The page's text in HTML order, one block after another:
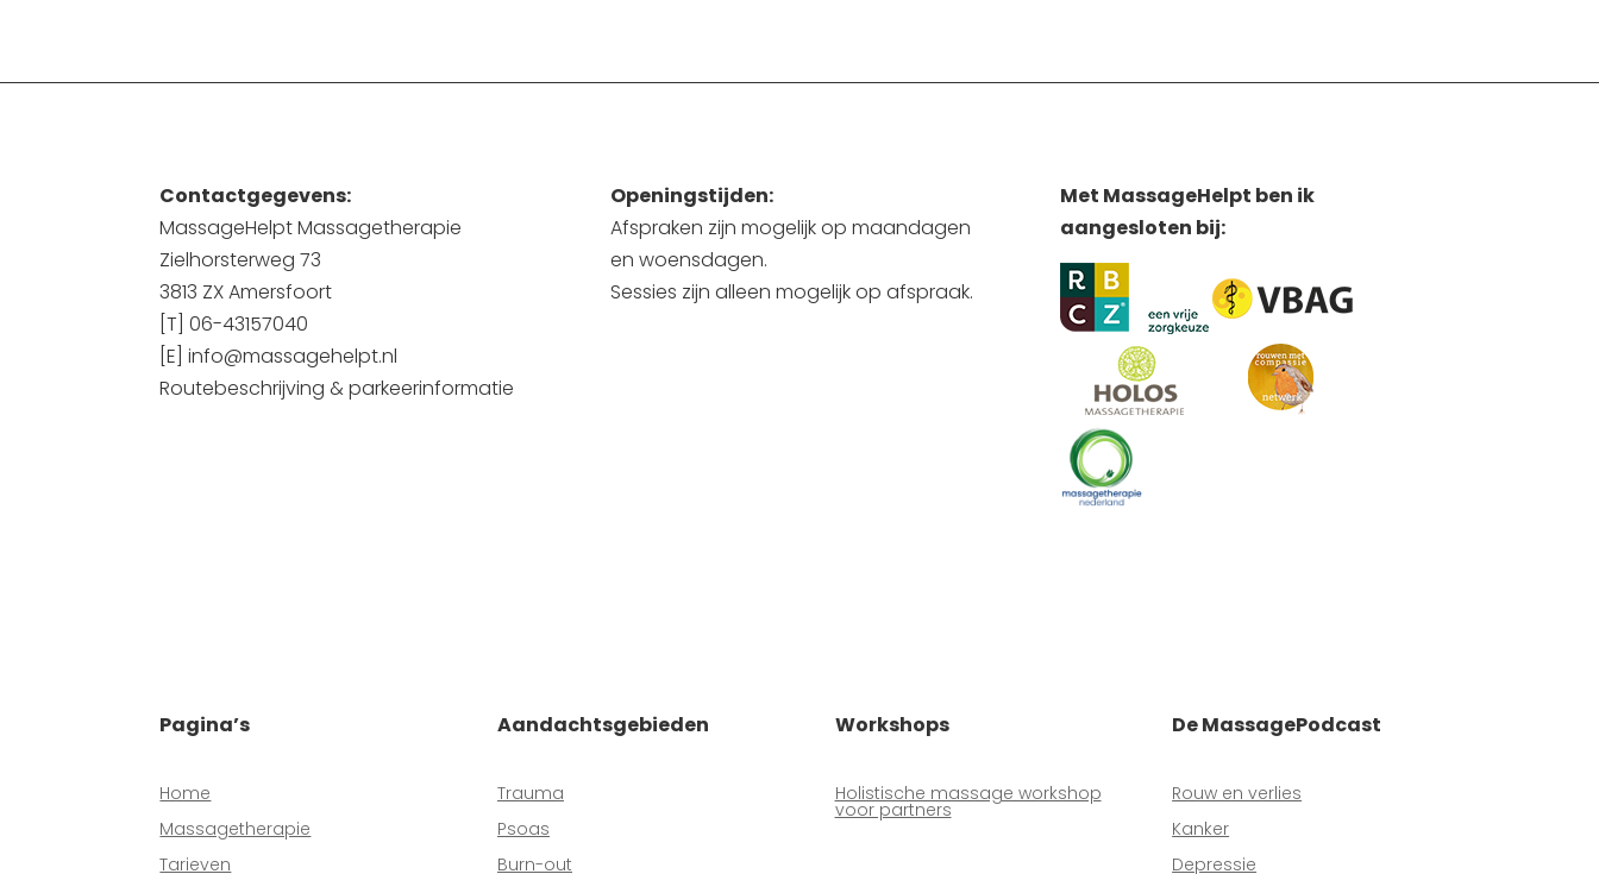
Contactgegevens:
MassageHelpt Massagetherapie
Zielhorsterweg 73
3813 ZX Amersfoort
[T] 06-43157040
[E] info@massagehelpt.nl
Routebeschrijving & parkeerinformatie
Openingstijden:
Afspraken zijn mogelijk op maandagen
en woensdagen.
Sessies zijn alleen mogelijk op afspraak.
Met MassageHelpt ben ik
aangesloten bij:
Pagina’s
Home
Massagetherapie
Tarieven
Aandachtsgebieden
Trauma
Psoas
Burn-out
Workshops
Holistische massage workshop
voor partners
De MassagePodcast
Rouw en verlies
Kanker
Depressie